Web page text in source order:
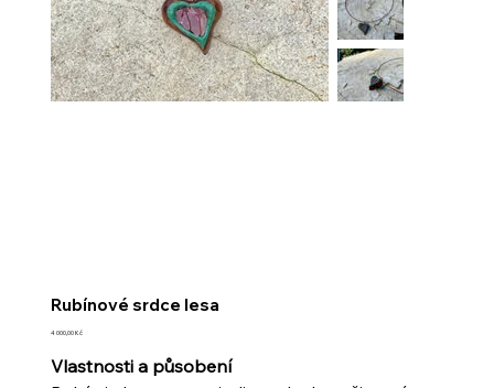
Rubínové srdce lesa
Cena
4 000,00 Kč
Vlastnosti a působení